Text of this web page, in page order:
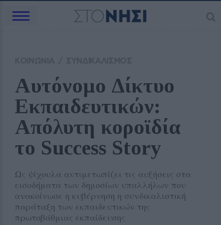
Αυτόνομο Δίκτυο
Εκπαιδευτικών:
Απόλυτη κοροϊδία
το Success Story
Ως ψίχουλα αντιμετωπίζει τις αυξήσεις στα
εισοδήματα των δημοσίων υπαλλήλων που
ανακοίνωσε η κυβέρνηση η συνδικαλιστική
παράταξη των εκπαιδευτικών της
πρωτοβάθμιας εκπαίδευσης